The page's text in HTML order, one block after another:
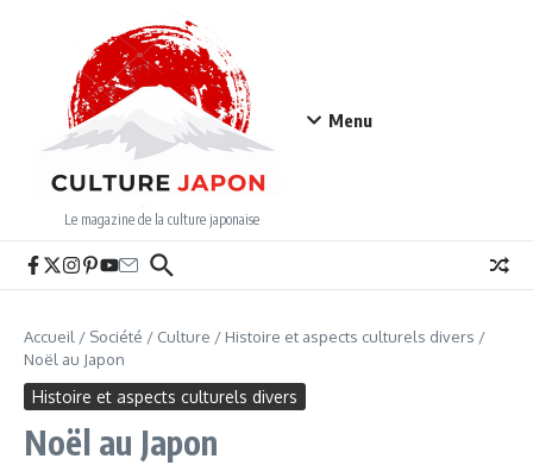
Le magazine de la culture japonaise
Menu
Accueil / Société / Culture / Histoire et aspects culturels divers /
Noël au Japon
Histoire et aspects culturels divers
Noël au Japon